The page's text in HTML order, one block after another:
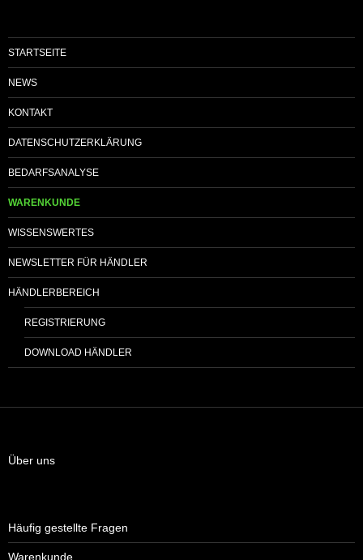
STARTSEITE
NEWS
KONTAKT
DATENSCHUTZERKLÄRUNG
BEDARFSANALYSE
WARENKUNDE
WISSENSWERTES
NEWSLETTER FÜR HÄNDLER
HÄNDLERBEREICH
REGISTRIERUNG
DOWNLOAD HÄNDLER
Über uns
Häufig gestellte Fragen
Warenkunde